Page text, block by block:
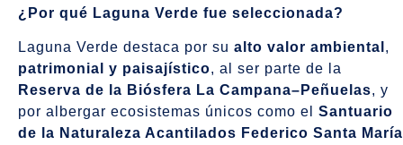
¿Por qué Laguna Verde fue seleccionada?
Laguna Verde destaca por su alto valor ambiental ,
patrimonial y paisajístico, al ser parte de la
Reserva de la Biósfera La Campana–Peñuelas, y
por albergar ecosistemas únicos como el Santuario
de la Naturaleza Acantilados Federico Santa María